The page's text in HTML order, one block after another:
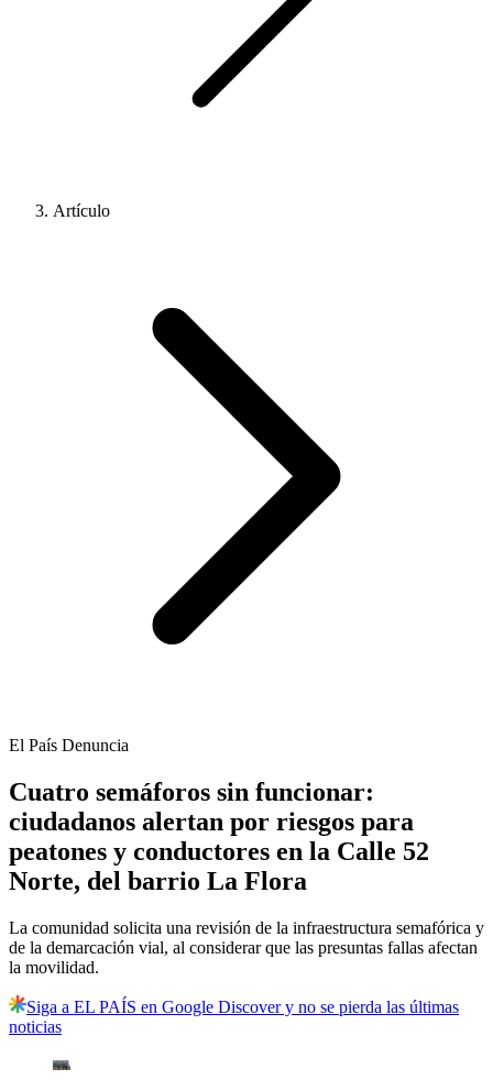
Artículo
El País Denuncia
Cuatro semáforos sin funcionar:
ciudadanos alertan por riesgos para
peatones y conductores en la Calle 52
Norte, del barrio La Flora
La comunidad solicita una revisión de la infraestructura semafórica y
de la demarcación vial, al considerar que las presuntas fallas afectan
la movilidad.
Siga a EL PAÍS en Google Discover y no se pierda las últimas
noticias